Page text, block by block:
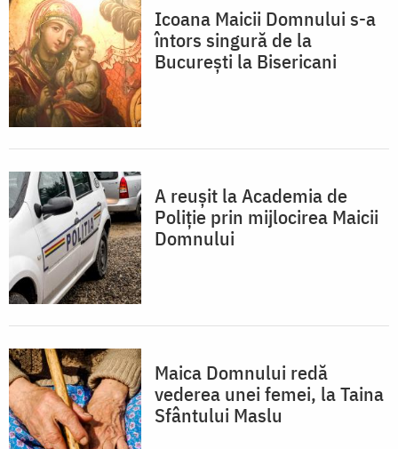
Icoana Maicii Domnului s-a
întors singură de la
București la Bisericani
A reușit la Academia de
Poliție prin mijlocirea Maicii
Domnului
Maica Domnului redă
vederea unei femei, la Taina
Sfântului Maslu